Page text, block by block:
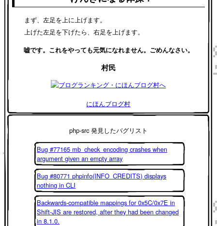
まず、左足を上に上げます。
上げた左足を下げたら、右足を上げます。
嘘です。これをやっても元気になれません。ごめんなさい。
村民
にほんブログ村
php-src 発見したバグリスト
Bug #77165 mb_check_encoding crashes when
argument given an empty array
Bug #80771 phpinfo(INFO_CREDITS) displays
nothing in CLI
Backwards-compatible mappings for 0x5C/0x7E in
Shift-JIS are restored, after they had been changed
in 8.1.0.